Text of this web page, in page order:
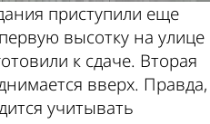
приступили еще
высотку на улице
к сдаче. Вторая
вверх. Правда,
учитывать